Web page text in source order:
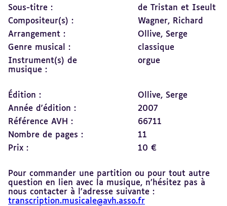
Sous-titre :
de Tristan et Iseult
Compositeur(s) :
Wagner, Richard
Arrangement :
Ollive, Serge
Genre musical :
classique
Instrument(s) de
musique :
orgue
Édition :
Ollive, Serge
Année d'édition :
2007
Référence AVH :
66711
Nombre de pages :
11
Prix :
10 €
Pour commander une partition ou pour tout autre
question en lien avec la musique, n’hésitez pas à
nous contacter à l’adresse suivante :
transcription.musicale@avh.asso.fr